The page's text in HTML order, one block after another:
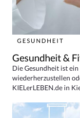
GESUNDHEIT
Gesundheit &
Die Gesundheit ist
wiederherzustellen
KIELerLEBEN.de in